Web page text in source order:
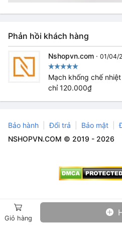
Giỏ hàng
Phản hồi khách hàng
Nshopvn.com · 01/04/
Mạch khống chế
chỉ 120.000₫
Bảo hành Đổi trả Bảo mật
NSHOPVN.COM © 2019 - 2026